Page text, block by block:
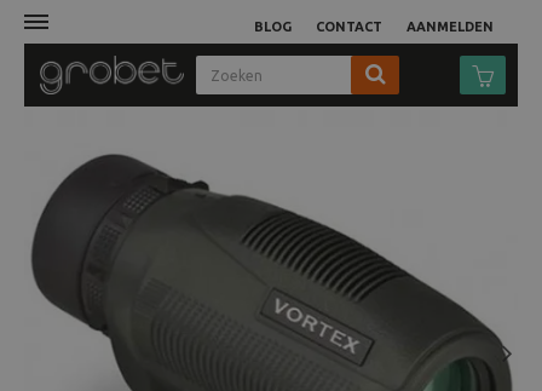
AANMELDEN
BLOG CONTACT
Fotocamera
Video
Next